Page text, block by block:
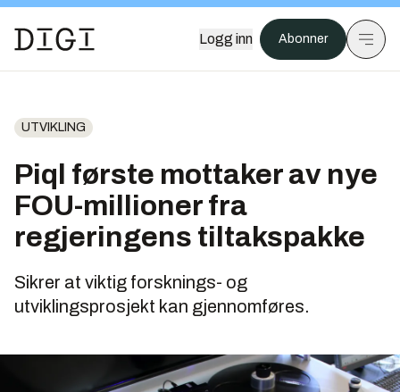
Logg inn Abonner
UTVIKLING
Piql første mottaker av nye
FOU-millioner fra
regjeringens tiltakspakke
Sikrer at viktig forsknings- og
utviklingsprosjekt kan gjennomføres.